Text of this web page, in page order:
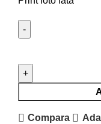
Compara